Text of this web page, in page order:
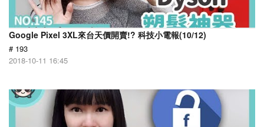
Google Pixel 3XL來台天價開賣!? 科技小電報(10/12)
# 193
2018-10-11 16:45